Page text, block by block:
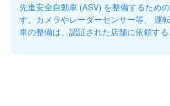
先進安全自動車 (ASV) を整備するため
す。カメラやレーダーセンサー等、 運
車の整備は、認証された店舗に依頼する